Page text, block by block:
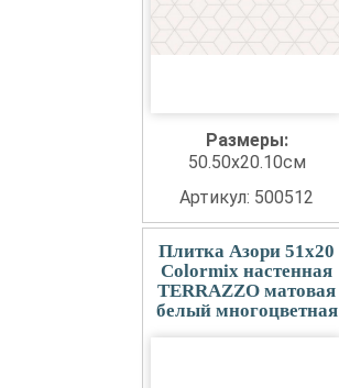
Размеры:
50.50x20.10см
Артикул: 500512
Плитка Азори 51x20
Colormix настенная
TERRAZZO матовая
белый многоцветная